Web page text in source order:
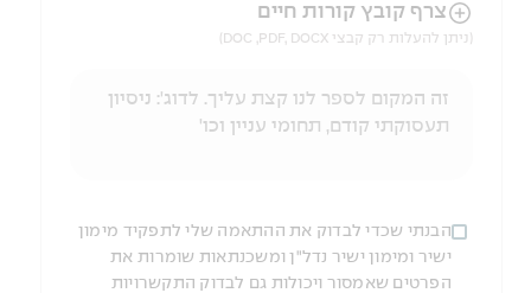
הניווט לאחר העלאת הקובץ באמצעות מקש ה-TAB
צרף קובץ קורות חיים
(ניתן להעלות רק קבצי DOC ,PDF, DOCX)
הבנתי שכדי לבדוק את ההתאמה שלי לתפקיד מימון
ישיר ומימון ישיר נדל"ן ומשכנתאות שומרות את
הפרטים שאמסור ויכולות גם לבדוק התקשרויות